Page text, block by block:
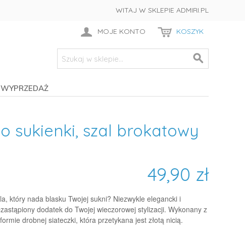
WITAJ W SKLEPIE ADMIRI.PL
MOJE KONTO KOSZYK
WYPRZEDAŻ
sukienki, szal brokatowy
49,90 zł
który nada blasku Twojej sukni? Niezwykle elegancki i
dodatek do Twojej wieczorowej stylizacji. Wykonany z
drobnej siateczki, która przetykana jest złotą nicią.